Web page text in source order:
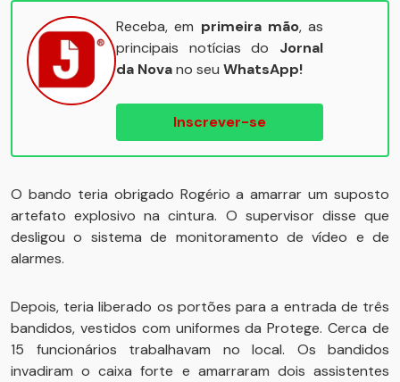
Receba, em primeira mão, as
principais notícias do Jornal
da Novano seu WhatsApp!
Inscrever-se
O bando teria obrigado Rogério a amarrar um suposto
artefato explosivo na cintura. O supervisor disse que
desligou o sistema de monitoramento de vídeo e de
alarmes.
Depois, teria liberado os portões para a entrada de três
bandidos, vestidos com uniformes da Protege. Cerca de
15 funcionários trabalhavam no local. Os bandidos
invadiram o caixa forte e amarraram dois assistentes